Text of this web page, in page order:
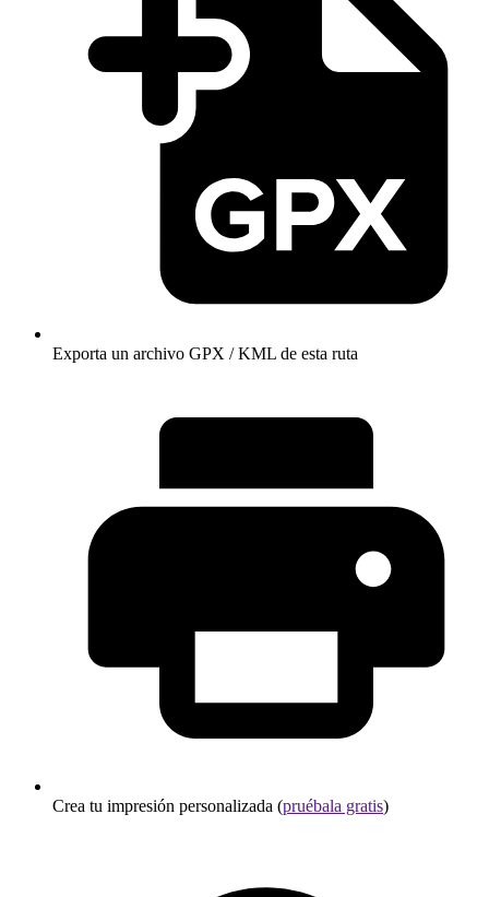
Exporta un archivo GPX / KML de esta ruta
Crea tu impresión personalizada (pruébala gratis)